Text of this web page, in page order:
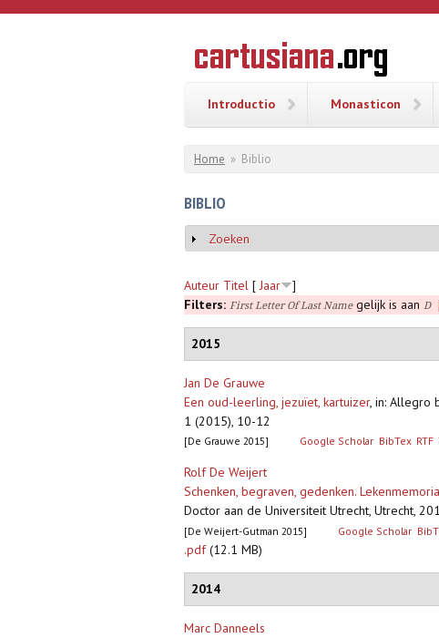
Overslaan en naar de inhoud gaan
CARTUSIANA
Geschiedenis
van de
Introductio Monasticon
U bent hier
Home » Biblio
BIBLIO
Weergeven
Zoeken
Auteur Titel [ Jaar
]
Filters: First Letter Of Last Namegelijk is aan D
2015
Jan De Grauwe
Een oud-leerling, jezuïet, kartuizer, in: Allegro
1 (2015), 10-12
[De Grauwe 2015] Google Scholar BibTex RTF
Rolf De Weijert
Schenken, begraven, gedenken.
Doctor aan de Universiteit Utrecht, Utrecht,
[De Weijert-Gutman 2015] Google Scholar
.pdf(12.1 MB)
2014
Marc Danneels